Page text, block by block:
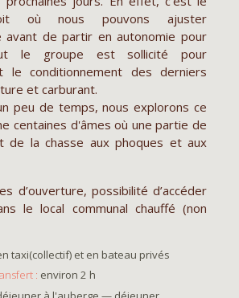
où nous pouvons ajuster
avant de partir en autonomie pour
le groupe est sollicité pour
conditionnement des derniers
et carburant.
peu de temps, nous explorons ce
centaines d'âmes où une partie de
de la chasse aux phoques et aux
d’ouverture, possibilité d’accéder
le local communal chauffé (non
taxi(collectif) et en bateau privés
environ 2 h